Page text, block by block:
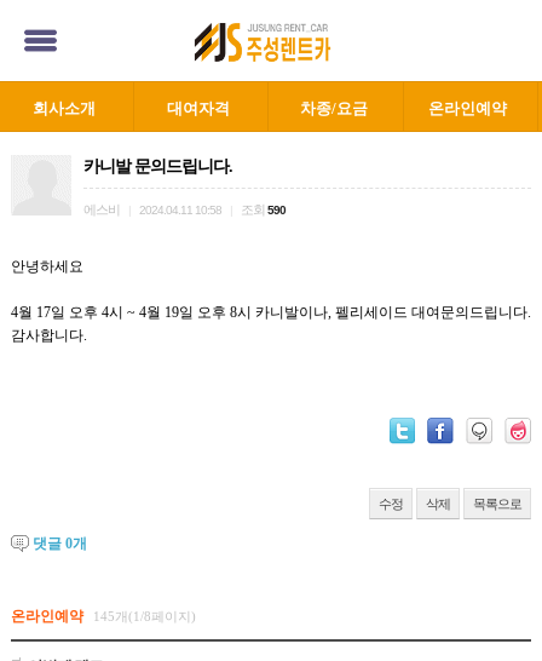
회사소개 대여자격 차종/요금 온라인예약
카니발 문의드립니다.
에스비 2024.04.11 10:58 조회 590
안녕하세요
4월 17일 오후 4시 ~ 4월 19일 오후 8시 카니발이나, 펠리세이드 대여문의드립니다.
감사합니다.
수정 삭제 목록으로
댓글 0개
온라인예약 145개(1/8페이지)